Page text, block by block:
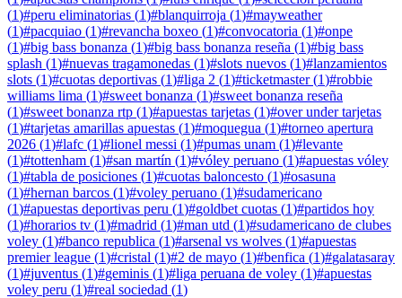
(1)#peru eliminatorias (1)#blanquirroja (1)#mayweather
(1)#pacquiao (1)#revancha boxeo (1)#convocatoria (1)#onpe
(1)#big bass bonanza (1)#big bass bonanza reseña (1)#big bass
splash (1)#nuevas tragamonedas (1)#slots nuevos (1)#lanzamientos
slots (1)#cuotas deportivas (1)#liga 2 (1)#ticketmaster(1)#robbie
williams lima (1)#sweet bonanza (1)#sweet bonanza reseña
(1)#sweet bonanza rtp (1)#apuestas tarjetas (1)#over under tarjetas
(1)#tarjetas amarillas apuestas (1)#moquegua (1)#torneo apertura
2026 (1)#lafc (1)#lionel messi (1)#pumas unam (1)#levante
(1)#tottenham (1)#san martín (1)#vóley peruano (1)#apuestas vóley
(1)#tabla de posiciones (1)#cuotas baloncesto (1)#osasuna
(1)#hernan barcos (1)#voley peruano (1)#sudamericano
(1)#apuestas deportivas peru (1)#goldbet cuotas (1)#partidos hoy
(1)#horarios tv (1)#madrid (1)#man utd (1)#sudamericano de clubes
voley (1)#banco republica (1)#arsenal vs wolves (1)#apuestas
premier league (1)#cristal (1)#2 de mayo (1)#benfica (1)#galatasaray
(1)#juventus (1)#geminis (1)#liga peruana de voley (1)#apuestas
voley peru (1)#real sociedad (1)